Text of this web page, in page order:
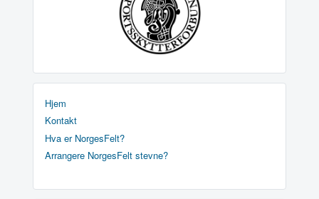
Hjem
Kontakt
Hva er NorgesFelt?
Arrangere NorgesFelt stevne?